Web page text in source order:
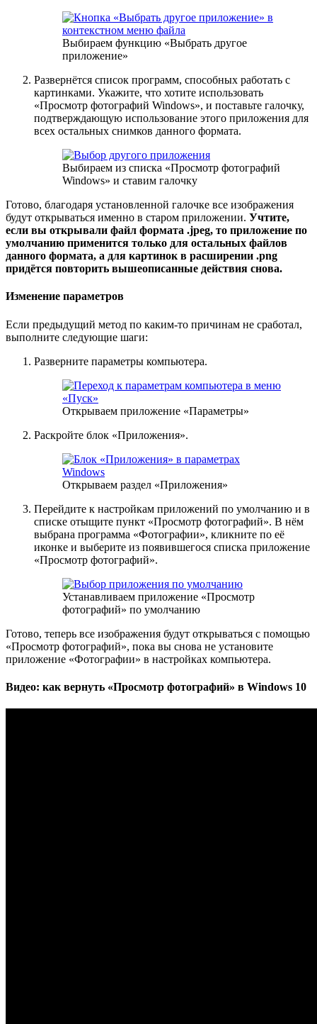
Выбираем функцию «Выбрать другое
приложение»
Развернётся список программ, способных работать с
картинками. Укажите, что хотите использовать
«Просмотр фотографий Windows», и поставьте галочку,
подтверждающую использование этого приложения для
всех остальных снимков данного формата.
Выбираем из списка «Просмотр фотографий
Windows» и ставим галочку
Готово, благодаря установленной галочке все изображения
будут открываться именно в старом приложении. Учтите,
если вы открывали файл формата .jpeg, то приложение по
умолчанию применится только для остальных файлов
данного формата, а для картинок в расширении .png
придётся повторить вышеописанные действия снова.
Изменение параметров
Если предыдущий метод по каким-то причинам не сработал,
выполните следующие шаги:
Разверните параметры компьютера.
Открываем приложение «Параметры»
Раскройте блок «Приложения».
Открываем раздел «Приложения»
Перейдите к настройкам приложений по умолчанию и в
списке отыщите пункт «Просмотр фотографий». В нём
выбрана программа «Фотографии», кликните по её
иконке и выберите из появившегося списка приложение
«Просмотр фотографий».
Устанавливаем приложение «Просмотр
фотографий» по умолчанию
Готово, теперь все изображения будут открываться с помощью
«Просмотр фотографий», пока вы снова не установите
приложение «Фотографии» в настройках компьютера.
Видео: как вернуть «Просмотр фотографий» в Windows 10